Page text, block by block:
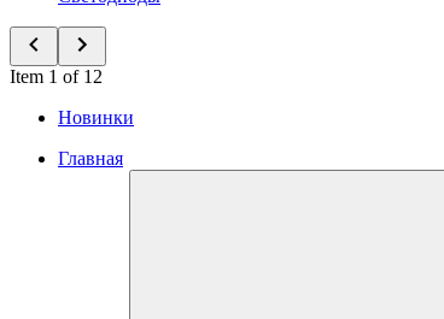
Item 1 of 12
Новинки
Главная